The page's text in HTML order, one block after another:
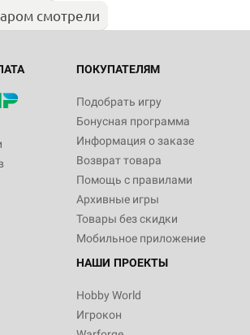
смотрели
ПОКУПАТЕЛЯМ
Подобрать игру
Бонусная программа
Информация о заказе
Возврат товара
Помощь с правилами
Архивные игры
Товары без скидки
Мобильное приложение
НАШИ ПРОЕКТЫ
Hobby World
Игрокон